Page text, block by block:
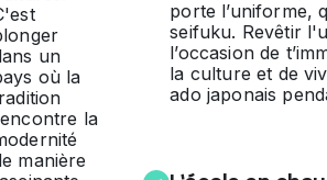
un
où la
la
manière
porte l’uniforme,
seifuku. Revêtir
l’occasion de
la culture et de
ado japonais